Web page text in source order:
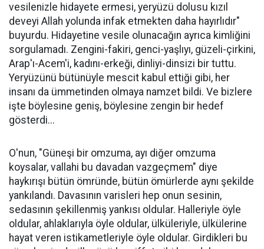
vesilenizle hidayete ermesi, yeryüzü dolusu kızıl
deveyi Allah yolunda infak etmekten daha hayırlıdır"
buyurdu. Hidayetine vesile olunacağın ayrıca kimliğini
sorgulamadı. Zengini-fakiri, genci-yaşlıyı, güzeli-çirkini,
Arap'ı-Acem'i, kadını-erkeği, dinliyi-dinsizi bir tuttu.
Yeryüzünü bütünüyle mescit kabul ettiği gibi, her
insanı da ümmetinden olmaya namzet bildi. Ve bizlere
işte böylesine geniş, böylesine zengin bir hedef
gösterdi...
O'nun, "Güneşi bir omzuma, ayı diğer omzuma
koysalar, vallahi bu davadan vazgeçmem" diye
haykırışı bütün ömründe, bütün ömürlerde aynı şekilde
yankılandı. Davasının varisleri hep onun sesinin,
sedasının şekillenmiş yankısı oldular. Halleriyle öyle
oldular, ahlaklarıyla öyle oldular, ülküleriyle, ülkülerine
hayat veren istikametleriyle öyle oldular. Girdikleri bu